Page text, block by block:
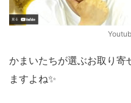
かまいたちが選ぶお取り寄
ますよね✨